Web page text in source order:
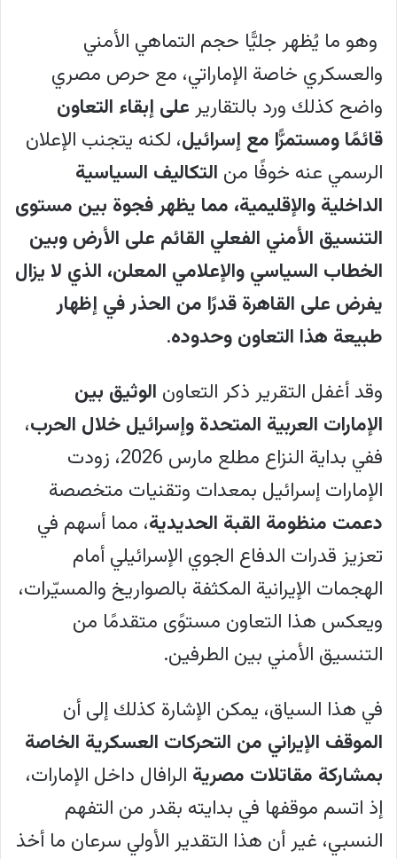
وهو ما يُظهر جليًّا حجم التماهي الأمني
والعسكري خاصة الإماراتي، مع حرص مصري
واضح كذلك ورد بالتقارير على إبقاء التعاون
قائمًا ومستمرًّا مع إسرائيل، لكنه يتجنب الإعلان
الرسمي عنه خوفًا من التكاليف السياسية
الداخلية والإقليمية، مما يظهر فجوة بين مستوى
التنسيق الأمني الفعلي القائم على الأرض وبين
الخطاب السياسي والإعلامي المعلن، الذي لا يزال
يفرض على القاهرة قدرًا من الحذر في إظهار
طبيعة هذا التعاون وحدوده.
وقد أغفل التقرير ذكر التعاون الوثيق بين
الإمارات العربية المتحدة وإسرائيل خلال الحرب،
ففي بداية النزاع مطلع مارس 2026، زودت
الإمارات إسرائيل بمعدات وتقنيات متخصصة
دعمت منظومة القبة الحديدية، مما أسهم في
تعزيز قدرات الدفاع الجوي الإسرائيلي أمام
الهجمات الإيرانية المكثفة بالصواريخ والمسيّرات،
ويعكس هذا التعاون مستوًى متقدمًا من
التنسيق الأمني بين الطرفين.
في هذا السياق، يمكن الإشارة كذلك إلى أن
الموقف الإيراني من التحركات العسكرية الخاصة
بمشاركة مقاتلات مصرية الرافال داخل الإمارات،
إذ اتسم موقفها في بدايته بقدر من التفهم
النسبي، غير أن هذا التقدير الأولي سرعان ما أخذ